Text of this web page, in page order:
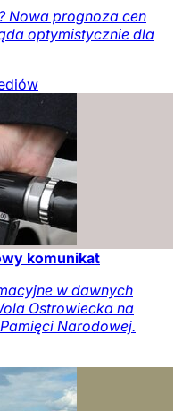
Nowa prognoza cen
optymistycznie dla
komunikat
w dawnych
Ostrowiecka na
Narodowej.